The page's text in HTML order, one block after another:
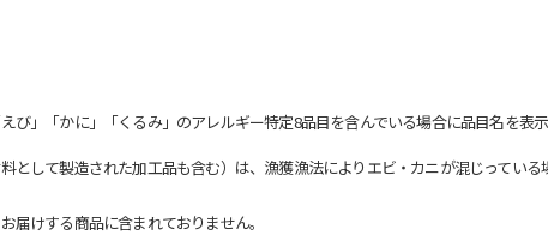
」「かに」「くるみ」のアレルギー特定8品目を含んでいる場合に品目名を表示
して製造された加工品も含む）は、漁獲漁法によりエビ・カニが混じってい
けする商品に含まれておりません。